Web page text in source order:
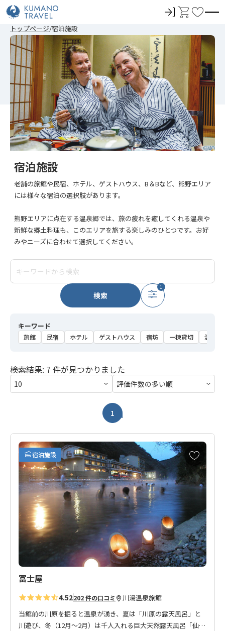
ロ
イ
ン
カ
ト
お
に
入
り
トップページ 宿泊施設
宿泊施設
老舗の旅館や民宿、ホテル、ゲストハウス、B＆Bなど、熊野エリア
には様々な宿泊の選択肢があります。
熊野エリアに点在する温泉郷では、旅の疲れを癒してくれる温泉や
新鮮な郷土料理も、このエリアを旅する楽しみのひとつです。お好
みやニーズに合わせて選択してください。
検索
1
キーワード
旅館 民宿 ホテル ゲストハウス 宿坊 一棟貸切 温泉
検索結果: 7 件が見つかりました
1
宿泊施設
お
気
に
入
り
加
冨士屋
4.52202 件の口コミ 川湯温泉旅館
当館前の川原を掘ると温泉が湧き、夏は「川原の露天風呂」と
川遊び、冬（12月～2月）は千人入れる巨大天然露天風呂「仙人